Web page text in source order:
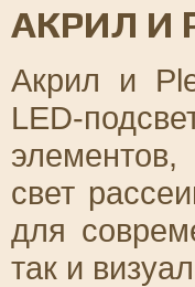
АКРИЛ И
Акрил и
LED-
элементов,
свет
для
так и